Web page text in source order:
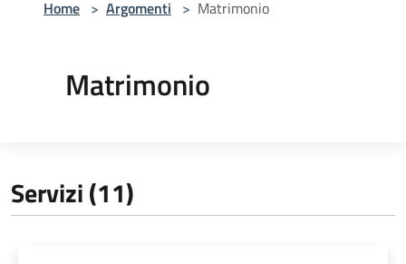
Home > Argomenti > Matrimonio
Matrimonio
Servizi (11)